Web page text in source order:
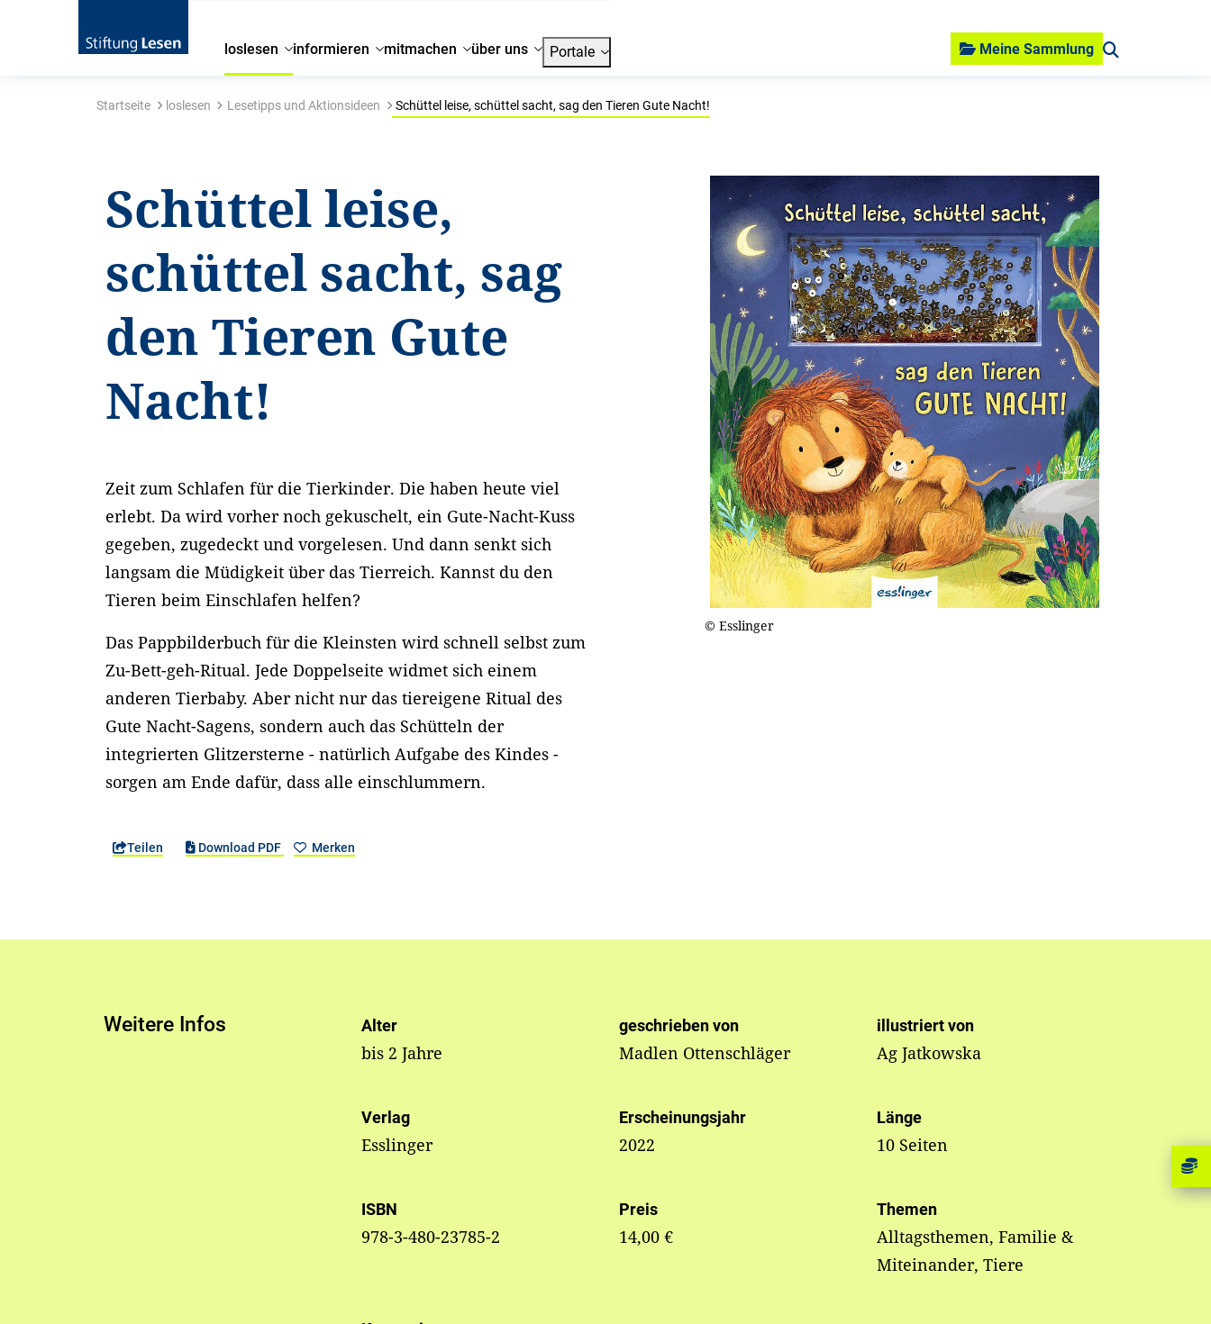
loslesen informieren mitmachen über uns Portale Meine Sammlung
Startseite loslesen Lesetipps und Aktionsideen Schüttel leise, schüttel sacht, sag den Tieren Gute Nacht!
Schüttel leise,
schüttel sacht, sag
den Tieren Gute
Nacht!
Zeit zum Schlafen für die Tierkinder. Die haben heute viel
erlebt. Da wird vorher noch gekuschelt, ein Gute-Nacht-Kuss
gegeben, zugedeckt und vorgelesen. Und dann senkt sich
langsam die Müdigkeit über das Tierreich. Kannst du den
Tieren beim Einschlafen helfen?
Das Pappbilderbuch für die Kleinsten wird schnell selbst zum
Zu-Bett-geh-Ritual. Jede Doppelseite widmet sich einem
anderen Tierbaby. Aber nicht nur das tiereigene Ritual des
Gute Nacht-Sagens, sondern auch das Schütteln der
integrierten Glitzersterne - natürlich Aufgabe des Kindes -
sorgen am Ende dafür, dass alle einschlummern.
Teilen Download PDF Merken
© Esslinger
Weitere Infos Alter
bis 2 Jahre
geschrieben von
Madlen Ottenschläger
illustriert von
Ag Jatkowska
Verlag
Esslinger
Erscheinungsjahr
2022
Länge
10 Seiten
ISBN
978-3-480-23785-2
Preis
14,00 €
Themen
Alltagsthemen, Familie &
Miteinander, Tiere